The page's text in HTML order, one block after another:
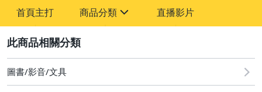
首頁主打 商品分類
其它
直播影片
圖書/影音/文具